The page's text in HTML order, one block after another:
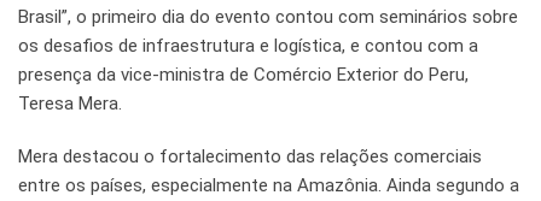
Brasil”, o primeiro dia do evento contou com seminários sobre
os desafios de infraestrutura e logística, e contou com a
presença da vice-ministra de Comércio Exterior do Peru,
Teresa Mera.
Mera destacou o fortalecimento das relações comerciais
entre os países, especialmente na Amazônia. Ainda segundo a